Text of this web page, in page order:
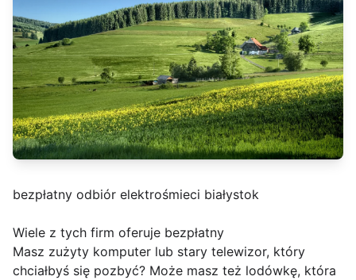
bezpłatny odbiór elektrośmieci białystok
Wiele z tych firm oferuje bezpłatny
Masz zużyty komputer lub stary telewizor, który
chciałbyś się pozbyć? Może masz też lodówkę, która